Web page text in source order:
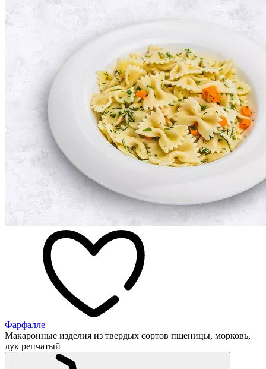
Фарфалле
Макаронные изделия из твердых сортов пшеницы, морковь,
лук репчатый